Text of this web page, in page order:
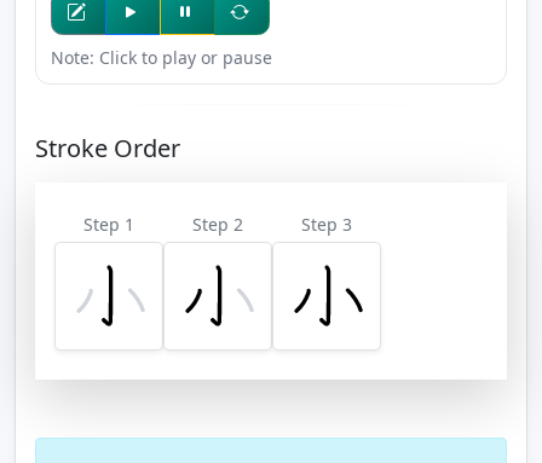
Note: Click to play or pause
Stroke Order
Step 1 Step 2 Step 3